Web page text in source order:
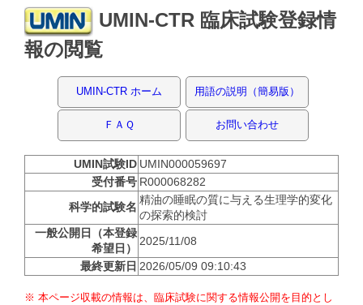
UMIN-CTR 臨床試験登録情
報の閲覧
UMIN-CTR ホーム 用語の説明（簡易版）
ＦＡＱ お問い合わせ
UMIN試験ID UMIN000059697
受付番号 R000068282
科学的試験名
精油の睡眠の質に与える生理学的変化
の探索的検討
一般公開日（本登録
希望日）
2025/11/08
最終更新日 2026/05/09 09:10:43
※ 本ページ収載の情報は、臨床試験に関する情報公開を目的とし